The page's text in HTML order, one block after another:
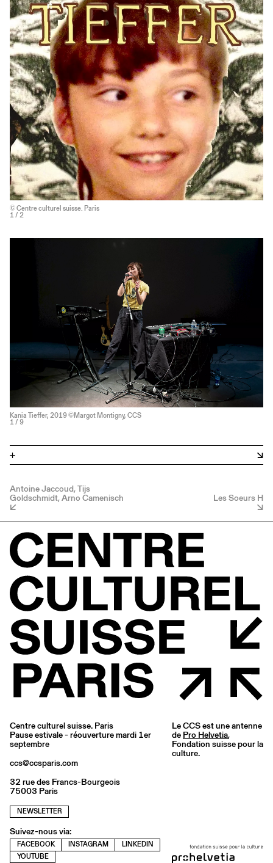
© Centre culturel suisse. Paris
1 / 2
Kania Tieffer, 2019 ©Margot Montigny, CCS
1 / 9
+
Antoine Jaccoud, Tijs
Goldschmidt, Arno Camenisch Les Soeurs H
Centre culturel suisse. Paris
Pause estivale - réouverture mardi 1er
septembre
ccs@ccsparis.com
32 rue des Francs-Bourgeois
75003 Paris
NEWSLETTER
Suivez-nous via:
FACEBOOK INSTAGRAM
LINKEDIN
YOUTUBE
Le CCS est une antenne
de Pro Helvetia,
Fondation suisse pour la
culture.